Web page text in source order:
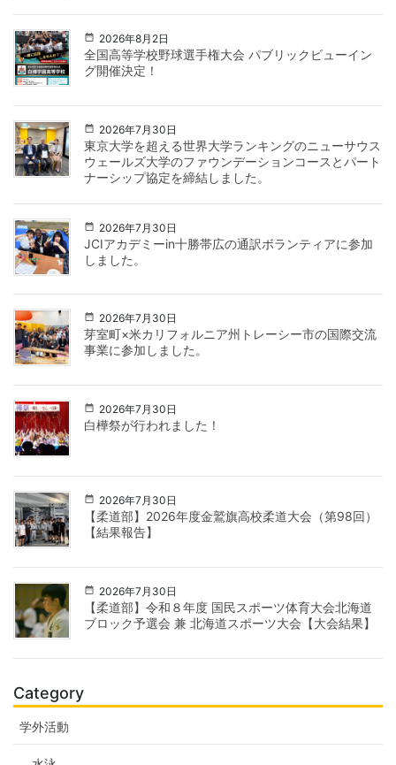
2026年8月2日
全国高等学校野球選手権大会 パブリックビューイン
グ開催決定！
2026年7月30日
東京大学を超える世界大学ランキングのニューサウス
ウェールズ大学のファウンデーションコースとパート
ナーシップ協定を締結しました。
2026年7月30日
JCIアカデミーin十勝帯広の通訳ボランティアに参加
しました。
2026年7月30日
芽室町×米カリフォルニア州トレーシー市の国際交流
事業に参加しました。
2026年7月30日
白樺祭が行われました！
2026年7月30日
【柔道部】2026年度金鷲旗高校柔道大会（第98回）
【結果報告】
2026年7月30日
【柔道部】令和８年度 国民スポーツ体育大会北海道
ブロック予選会 兼 北海道スポーツ大会【大会結果】
Category
学外活動